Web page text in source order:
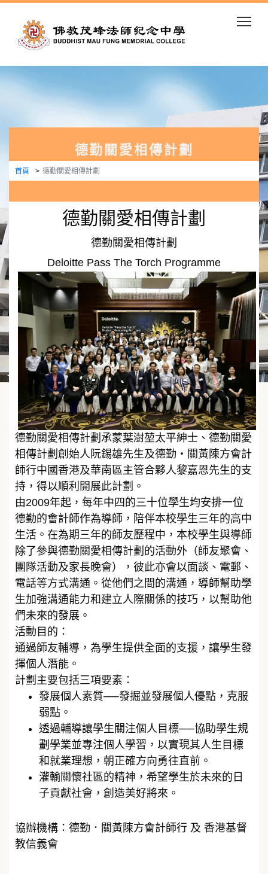
德勤關愛相傳計劃
首頁 德勤關愛相傳計劃
德勤關愛相傳計劃
德勤關愛相傳計劃
Deloitte Pass The Torch Programme
德勤關愛相傳計劃承蒙葉澍堃太平紳士、德勤關愛
相傳計劃創始人阮錫雄先生及德勤‧關黃陳方會計
師行中國香港及華南區主管合夥人黎嘉恩先生的支
持，得以順利開展此計劃。
由2009年起，每年中四的三十位學生均安排一位
德勤的會計師作為導師，陪伴本校學生三年的高中
生活。在為期三年的師友歷程中，本校學生與導師
除了參與德勤關愛相傳計劃的活動外（師友聚會、
團隊活動及家長晚會），彼此亦會以面談、電郵、
電話等方式溝通。從他們之間的溝通，導師幫助學
生加強溝通能力和建立人際關係的技巧，以幫助他
們未來的發展。
活動目的：
通過師友輔導，為學生提供全面的支援，讓學生發
揮個人潛能。
計劃主要包括三項要素：
發展個人素質──發掘並發展個人優點，克服
弱點。
透過輔導讓學生關注個人目標──協助學生規
劃學業並專注個人學習，以實現其人生目標
和就業理想，朝正確方向勇往直前。
灌輸關懷社區的精神，希望學生於未來的日
子貢獻社會，創造美好將來。
協辦機構：德勤．關黃陳方會計師行 及 香港基督
教信義會